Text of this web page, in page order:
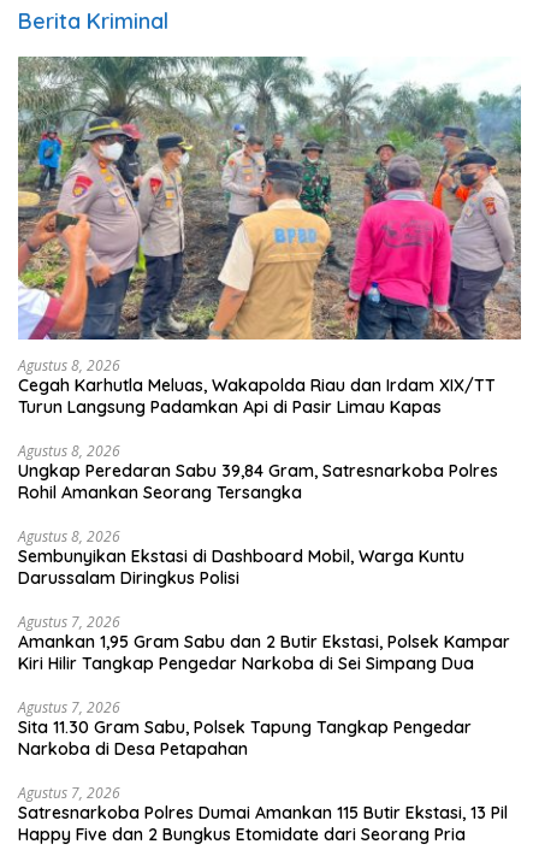
Berita Kriminal
Agustus 8, 2026
Cegah Karhutla Meluas, Wakapolda Riau dan Irdam XIX/TT
Turun Langsung Padamkan Api di Pasir Limau Kapas
Agustus 8, 2026
Ungkap Peredaran Sabu 39,84 Gram, Satresnarkoba Polres
Rohil Amankan Seorang Tersangka
Agustus 8, 2026
Sembunyikan Ekstasi di Dashboard Mobil, Warga Kuntu
Darussalam Diringkus Polisi
Agustus 7, 2026
Amankan 1,95 Gram Sabu dan 2 Butir Ekstasi, Polsek Kampar
Kiri Hilir Tangkap Pengedar Narkoba di Sei Simpang Dua
Agustus 7, 2026
Sita 11.30 Gram Sabu, Polsek Tapung Tangkap Pengedar
Narkoba di Desa Petapahan
Agustus 7, 2026
Satresnarkoba Polres Dumai Amankan 115 Butir Ekstasi, 13 Pil
Happy Five dan 2 Bungkus Etomidate dari Seorang Pria